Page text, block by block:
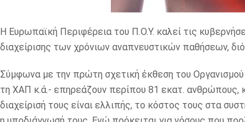
Η Ευρωπαϊκή Περιφέρεια του Π.Ο.Υ. καλεί τις
διαχείρισης των χρόνιων αναπνευστικών παθήσεων,
Σύμφωνα με την πρώτη σχετική έκθεση του
τη ΧΑΠ κ.ά.- επηρεάζουν περίπου 81 εκατ. ανθρώπους,
διαχείρισή τους είναι ελλιπής, το κόστος τους στα